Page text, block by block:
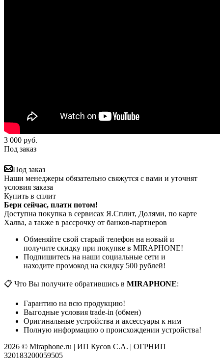
3 000 руб.
Под заказ
Под заказ
Наши менеджеры обязательно свяжутся с вами и уточнят
условия заказа
Купить в сплит
Бери сейчас, плати потом!
Доступна покупка в сервисах Я.Сплит, Долями, по карте
Халва, а также в рассрочку от банков-партнеров
Обменяйте свой старый телефон на новый и
получите скидку при покупке в MIRAPHONE!
Подпишитесь на наши социальные сети и
находите промокод на скидку 500 рублей!
📋 Что Вы получите обратившись в MIRAPHONE:
Гарантию на всю продукцию!
Выгодные условия trade-in (обмен)
Оригинальные устройства и аксессуары к ним
Полную информацию о происхождении устройства!
2026 © Miraphone.ru | ИП Кусов С.А. | ОГРНИП
320183200059505